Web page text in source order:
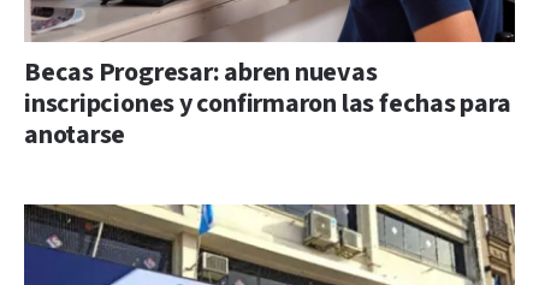
Becas Progresar: abren nuevas
inscripciones y confirmaron las fechas para
anotarse